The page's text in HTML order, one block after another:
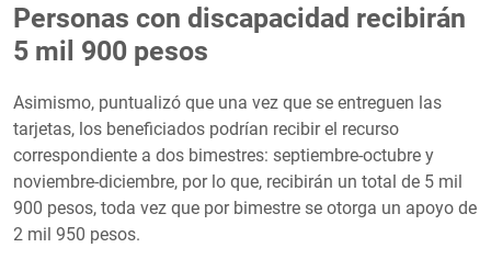
Personas con discapacidad recibirán
5 mil 900 pesos
Asimismo, puntualizó que una vez que se entreguen las
tarjetas, los beneficiados podrían recibir el recurso
correspondiente a dos bimestres: septiembre-octubre y
noviembre-diciembre, por lo que, recibirán un total de 5 mil
900 pesos, toda vez que por bimestre se otorga un apoyo de
2 mil 950 pesos.